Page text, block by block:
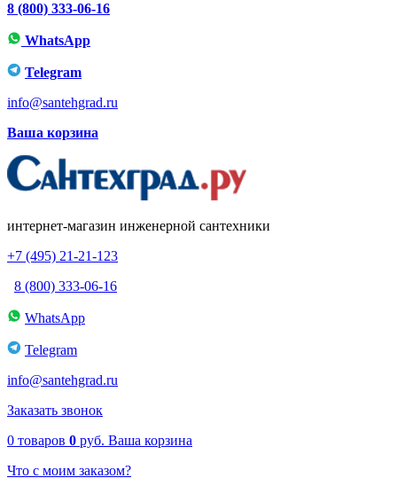
8 (800) 333-06-16
WhatsApp
Telegram
info@santehgrad.ru
Ваша корзина
интернет-магазин инженерной сантехники
+7 (495) 21-21-123
8 (800) 333-06-16
WhatsApp
Telegram
info@santehgrad.ru
Заказать звонок
0 товаров 0 руб. Ваша корзина
Что с моим заказом?